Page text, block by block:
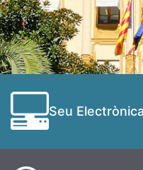
Seu Electrònica